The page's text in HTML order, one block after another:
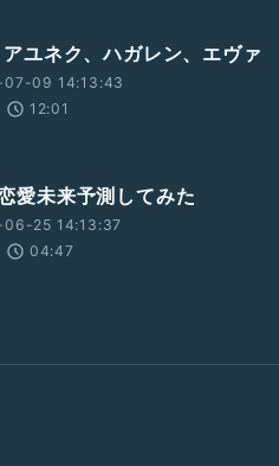
ユネク、ハガレン、エヴァ
07-09 14:13:43
12:01
愛未来予測してみた
25 14:13:37
04:47